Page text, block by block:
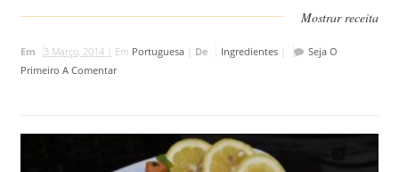
Mostrar receita
Em 3 Março, 2014 | Em Portuguesa| De Ingredientes|
Seja O
Primeiro A Comentar